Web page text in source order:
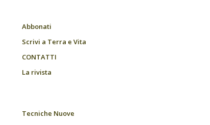
Abbonati
Scrivi a Terra e Vita
CONTATTI
La rivista
Tecniche Nuove